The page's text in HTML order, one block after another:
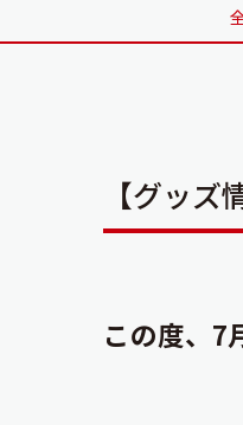
【グッ
この度、7